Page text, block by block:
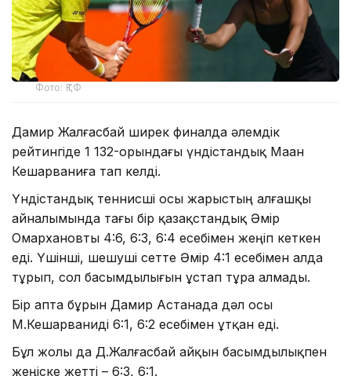
Фото: ҚТФ
Дамир Жалғасбай ширек финалда әлемдік
рейтингіде 1 132-орындағы үндістандық Маан
Кешарваниға тап келді.
Үндістандық теннисші осы жарыстың алғашқы
айналымында тағы бір қазақстандық Әмір
Омархановты 4:6, 6:3, 6:4 есебімен жеңіп кеткен
еді. Үшінші, шешуші сетте Әмір 4:1 есебімен алда
тұрып, сол басымдылығын ұстап тұра алмады.
Бір апта бұрын Дамир Астанада дәл осы
М.Кешарваниді 6:1, 6:2 есебімен ұтқан еді.
Бұл жолы да Д.Жалғасбай айқын басымдылықпен
жеңіске жетті – 6:3, 6:1.